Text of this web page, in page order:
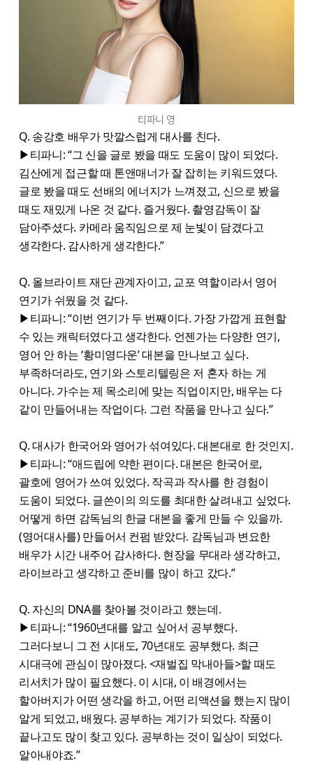
티파니 영
Q. 송강호 배우가 맛깔스럽게 대사를 친다.
▶티파니: “그 신을 글로 봤을 때도 도움이 많이 되었다.
김산에게 접근할 때 톤앤매너가 잘 잡히는 키워드였다.
글로 봤을 때도 선배의 에너지가 느껴졌고, 신으로 봤을
때도 재밌게 나온 것 같다. 즐거웠다. 촬영감독이 잘
담아주셨다. 카메라 움직임으로 제 눈빛이 담겼다고
생각한다. 감사하게 생각한다.”
Q. 올브라이트 재단 관계자이고, 교포 역할이라서 영어
연기가 쉬웠을 것 같다.
▶티파니: “이번 연기가 두 번째이다. 가장 가깝게 표현할
수 있는 캐릭터였다고 생각한다. 언젠가는 다양한 연기,
영어 안 하는 ‘황미영다운’ 대본을 만나보고 싶다.
부족하더라도, 연기와 스토리텔링은 저 혼자 하는 게
아니다. 가수는 제 목소리에 맞는 직업이지만, 배우는 다
같이 만들어내는 작업이다. 그런 작품을 만나고 싶다.”
Q. 대사가 한국어와 영어가 섞여있다. 대본대로 한 것인지.
▶티파니: “애드립에 약한 편이다. 대본은 한국어로,
괄호에 영어가 쓰여 있었다. 작곡과 작사를 한 경험이
도움이 되었다. 글쓴이의 의도를 최대한 살려내고 싶었다.
어떻게 하면 감독님의 한글 대본을 좋게 만들 수 있을까.
(영어대사를) 만들어서 컨펌 받았다. 감독님과 변요한
배우가 시간 내주어 감사하다. 현장을 무대라 생각하고,
라이브라고 생각하고 준비를 많이 하고 갔다.”
Q. 자신의 DNA를 찾아볼 것이라고 했는데.
▶티파니: “1960년대를 알고 싶어서 공부했다.
그러다보니 그 전 시대도, 70년대도 공부했다. 최근
시대극에 관심이 많아졌다. <재벌집 막내아들>할 때도
리서치가 많이 필요했다. 이 시대, 이 배경에서는
할아버지가 어떤 생각을 하고, 어떤 리액션을 했는지 많이
알게 되었고, 배웠다. 공부하는 계기가 되었다. 작품이
끝나고도 많이 찾고 있다. 공부하는 것이 일상이 되었다.
알아내야죠.”